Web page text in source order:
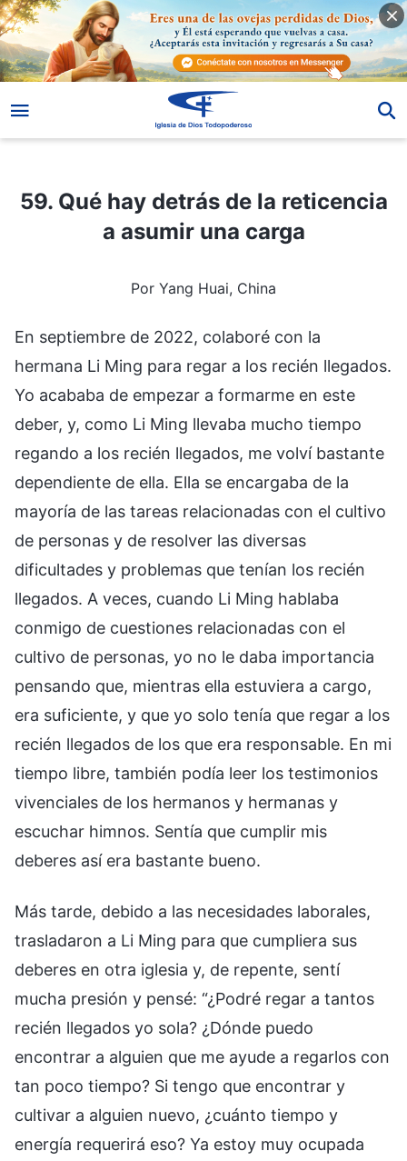
59. Qué hay detrás de la reticencia a asumir una carga
59. Qué hay detrás de la reticencia
a asumir una carga
Por Yang Huai, China
En septiembre de 2022, colaboré con la
hermana Li Ming para regar a los recién llegados.
Yo acababa de empezar a formarme en este
deber, y, como Li Ming llevaba mucho tiempo
regando a los recién llegados, me volví bastante
dependiente de ella. Ella se encargaba de la
mayoría de las tareas relacionadas con el cultivo
de personas y de resolver las diversas
dificultades y problemas que tenían los recién
llegados. A veces, cuando Li Ming hablaba
conmigo de cuestiones relacionadas con el
cultivo de personas, yo no le daba importancia
pensando que, mientras ella estuviera a cargo,
era suficiente, y que yo solo tenía que regar a los
recién llegados de los que era responsable. En mi
tiempo libre, también podía leer los testimonios
vivenciales de los hermanos y hermanas y
escuchar himnos. Sentía que cumplir mis
deberes así era bastante bueno.
Más tarde, debido a las necesidades laborales,
trasladaron a Li Ming para que cumpliera sus
deberes en otra iglesia y, de repente, sentí
mucha presión y pensé: “¿Podré regar a tantos
recién llegados yo sola? ¿Dónde puedo
encontrar a alguien que me ayude a regarlos con
tan poco tiempo? Si tengo que encontrar y
cultivar a alguien nuevo, ¿cuánto tiempo y
energía requerirá eso? Ya estoy muy ocupada